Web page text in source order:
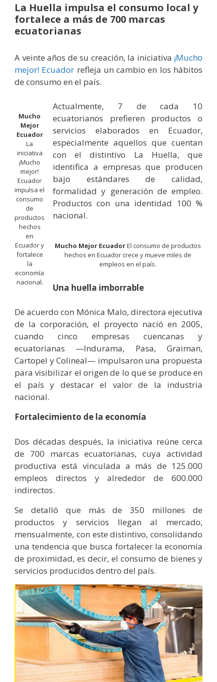
La Huella impulsa el consumo local y
fortalece a más de 700 marcas
ecuatorianas
A veinte años de su creación, la iniciativa ¡Mucho
mejor! Ecuador refleja un cambio en los hábitos
de consumo en el país.
Mucho
Mejor
Ecuador
La
iniciativa
¡Mucho
mejor!
Ecuador
impulsa el
consumo
de
productos
hechos
en
Ecuador y
fortalece
la
economía
nacional.
Actualmente, 7 de cada 10
ecuatorianos prefieren productos o
servicios elaborados en Ecuador,
especialmente aquellos que cuentan
con el distintivo La Huella, que
identifica a empresas que producen
bajo estándares de calidad,
formalidad y generación de empleo.
Productos con una identidad 100 %
nacional.
Mucho Mejor EcuadorEl consumo de productos
hechos en Ecuador crece y mueve miles de
empleos en el país.
Una huella imborrable
De acuerdo con Mónica Malo, directora ejecutiva
de la corporación, el proyecto nació en 2005,
cuando cinco empresas cuencanas y
ecuatorianas —Indurama, Pasa, Graiman,
Cartopel y Colineal— impulsaron una propuesta
para visibilizar el origen de lo que se produce en
el país y destacar el valor de la industria
nacional.
Fortalecimiento de la economía
Dos décadas después, la iniciativa reúne cerca
de 700 marcas ecuatorianas, cuya actividad
productiva está vinculada a más de 125.000
empleos directos y alrededor de 600.000
indirectos.
Se detalló que más de 350 millones de
productos y servicios llegan al mercado,
mensualmente, con este distintivo, consolidando
una tendencia que busca fortalecer la economía
de proximidad, es decir, el consumo de bienes y
servicios producidos dentro del país.